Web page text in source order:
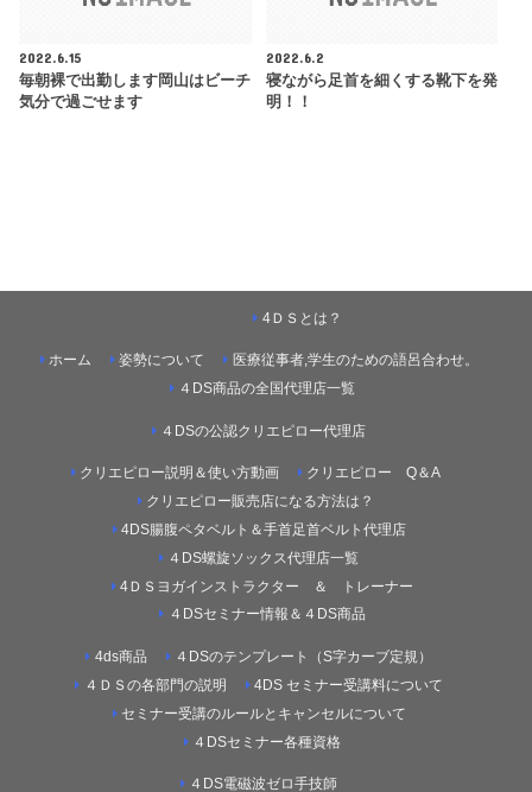
2022.6.15
毎朝裸で出勤します岡山はビーチ
気分で過ごせます
2022.6.2
寝ながら足首を細くする靴下を発
明！！
ホーム
4ＤＳとは？
姿勢について
医療従事者,学生のための語呂合わせ。
４DS商品の全国代理店一覧
４DSの公認クリエピロー代理店
クリエピロー説明＆使い方動画
クリエピロー Q＆A
クリエピロー販売店になる方法は？
4DS腸腹ペタベルト＆手首足首ベルト代理店
４DS螺旋ソックス代理店一覧
4ＤＳヨガインストラクター ＆ トレーナー
４DSセミナー情報＆４DS商品
4ds商品
４DSのテンプレート（S字カーブ定規）
４ＤＳの各部門の説明
4DS セミナー受講料について
セミナー受講のルールとキャンセルについて
４DSセミナー各種資格
４DS電磁波ゼロ手技師